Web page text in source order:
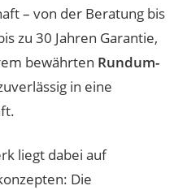
– von der Beratung bis
zu 30 Jahren Garantie,
bewährten Rundum-
in eine
liegt dabei auf
Die